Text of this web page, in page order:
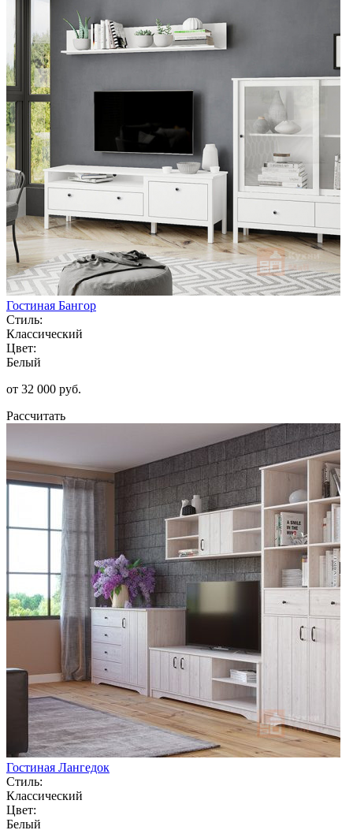
Гостиная Бангор
Стиль:
Классический
Цвет:
Белый
от 32 000 руб.
Рассчитать
Гостиная Лангедок
Стиль:
Классический
Цвет:
Белый